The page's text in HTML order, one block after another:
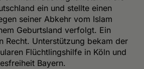
ein und stellte einen
seiner Abkehr vom Islam
Geburtsland verfolgt. Ein
Recht. Unterstützung bekam der
Flüchtlingshilfe in Köln und
Bayern.